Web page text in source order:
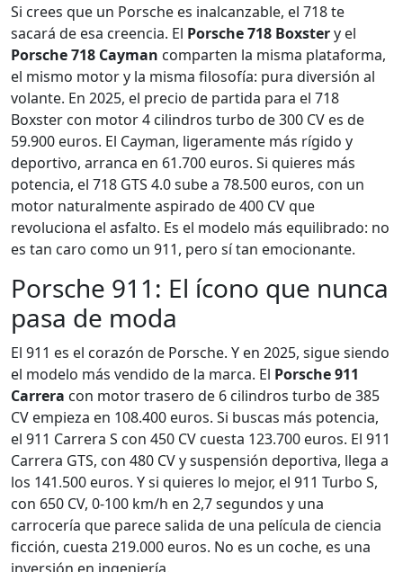
Si crees que un Porsche es inalcanzable, el 718 te
sacará de esa creencia. El Porsche 718 Boxstery el
Porsche 718 Cayman comparten la misma plataforma,
el mismo motor y la misma filosofía: pura diversión al
volante. En 2025, el precio de partida para el 718
Boxster con motor 4 cilindros turbo de 300 CV es de
59.900 euros. El Cayman, ligeramente más rígido y
deportivo, arranca en 61.700 euros. Si quieres más
potencia, el 718 GTS 4.0 sube a 78.500 euros, con un
motor naturalmente aspirado de 400 CV que
revoluciona el asfalto. Es el modelo más equilibrado: no
es tan caro como un 911, pero sí tan emocionante.
Porsche 911: El ícono que nunca
pasa de moda
El 911 es el corazón de Porsche. Y en 2025, sigue siendo
el modelo más vendido de la marca. El Porsche 911
Carrera con motor trasero de 6 cilindros turbo de 385
CV empieza en 108.400 euros. Si buscas más potencia,
el 911 Carrera S con 450 CV cuesta 123.700 euros. El 911
Carrera GTS, con 480 CV y suspensión deportiva, llega a
los 141.500 euros. Y si quieres lo mejor, el 911 Turbo S,
con 650 CV, 0-100 km/h en 2,7 segundos y una
carrocería que parece salida de una película de ciencia
ficción, cuesta 219.000 euros. No es un coche, es una
inversión en ingeniería.